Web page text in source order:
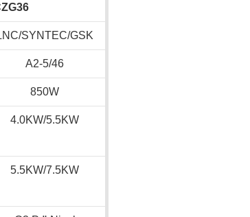
SYNTEC/GSK
A2-5/46
850W
4.0KW/5.5KW
5.5KW/7.5KW